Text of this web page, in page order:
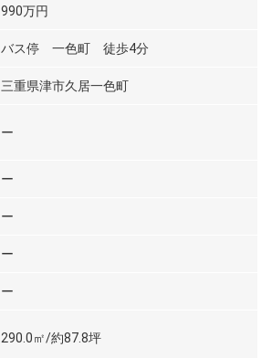
990万円
バス停 一色町 徒歩4分
三重県津市久居一色町
ー
ー
ー
ー
ー
290.0㎡/約87.8坪